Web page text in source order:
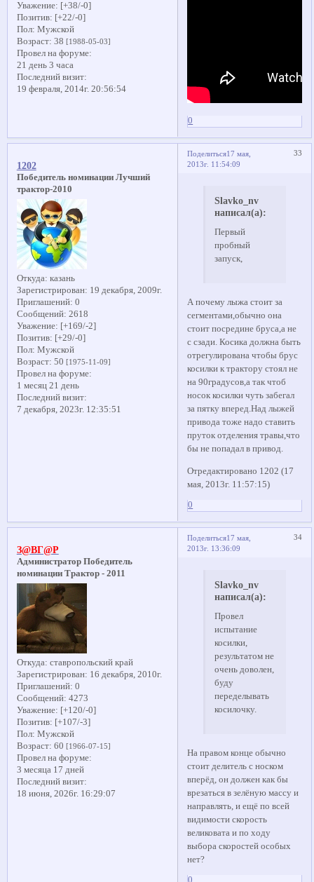
Уважение: [+38/-0]
Позитив: [+22/-0]
Пол: Мужской
Возраст: 38 [1988-05-03]
Провел на форуме:
21 день 3 часа
Последний визит:
19 февраля, 2014г. 20:56:54
0
Поделиться 33
17 мая,
2013г. 11:54:09
1202
Победитель номинации Лучший
трактор-2010
Откуда: казань
Зарегистрирован: 19 декабря, 2009г.
Приглашений: 0
Сообщений: 2618
Уважение: [+169/-2]
Позитив: [+29/-0]
Пол: Мужской
Возраст: 50 [1975-11-09]
Провел на форуме:
1 месяц 21 день
Последний визит:
7 декабря, 2023г. 12:35:51
Slavko_nv
написал(а):
Первый
пробный
запуск,
А почему лыжа стоит за
сегментами,обычно она
стоит посредине бруса,а не
с сзади. Косика должна быть
отрегулирована чтобы брус
косилки к трактору стоял не
на 90градусов,а так чтоб
носок косилки чуть забегал
за пятку вперед.Над лыжей
привода тоже надо ставить
пруток отделения травы,что
бы не попадал в привод.
Отредактировано 1202 (17
мая, 2013г. 11:57:15)
0
Поделиться 34
17 мая,
2013г. 13:36:09
З@ВГ@Р
Администратор Победитель
номинации Трактор - 2011
Откуда: ставропольский край
Зарегистрирован: 16 декабря, 2010г.
Приглашений: 0
Сообщений: 4273
Уважение: [+120/-0]
Позитив: [+107/-3]
Пол: Мужской
Возраст: 60 [1966-07-15]
Провел на форуме:
3 месяца 17 дней
Последний визит:
18 июня, 2026г. 16:29:07
Slavko_nv
написал(а):
Провел
испытание
косилки,
результатом не
очень доволен,
буду
переделывать
косилочку.
На правом конце обычно
стоит делитель с носком
вперёд, он должен как бы
врезаться в зелёную массу и
направлять, и ещё по всей
видимости скорость
великовата и по ходу
выбора скоростей особых
нет?
0